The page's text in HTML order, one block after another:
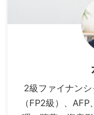
2級ファイナン
（FP2級）、